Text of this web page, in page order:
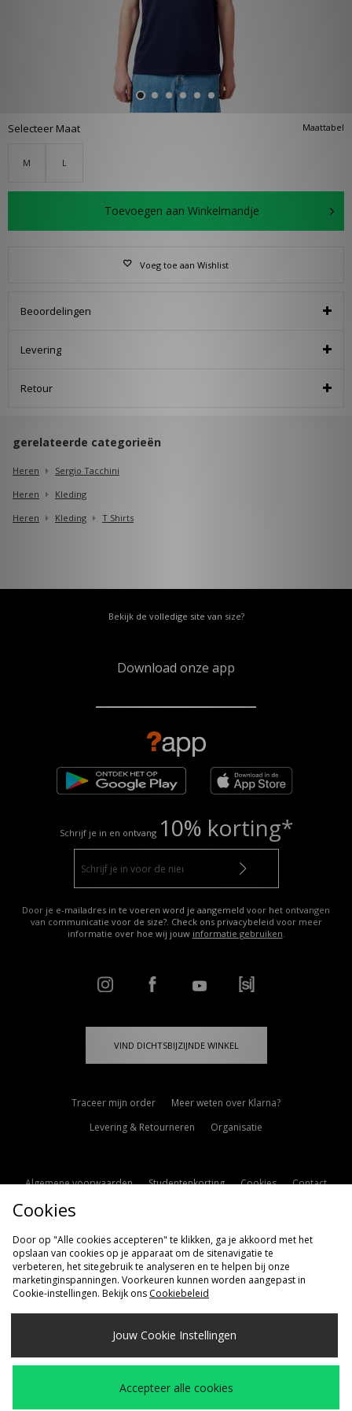
Maattabel
Selecteer Maat
M L
Toevoegen aan Winkelmandje
Voeg toe aan Wishlist
Beoordelingen
Levering
Retour
gerelateerde categorieën
Heren
Sergio Tacchini
Heren
Kleding
Heren
Kleding T Shirts
Bekijk de volledige site van size?
Download onze app
Schrijf je in en ontvang 10% korting*
Door je e-mailadres in te voeren word je aangemeld voor het ontvangen
van communicatie voor de size?. Check ons privacybeleid voor meer
informatie over hoe wij jouw informatie gebruiken.
VIND DICHTSBIJZIJNDE WINKEL
Traceer mijn order
Meer weten over Klarna?
Levering & Retourneren
Organisatie
Algemene voorwaarden Studentenkorting Cookies
Contact
Cookie Instellingen
Verzenden Naar
Nederland
Wij accepteren de volgende betaalmethoden
Cookies
Door op "Alle cookies accepteren" te klikken, ga je akkoord met het
opslaan van cookies op je apparaat om de sitenavigatie te
verbeteren, het sitegebruik te analyseren en te helpen bij onze
marketinginspanningen. Voorkeuren kunnen worden aangepast in
Cookie-instellingen. Bekijk ons Cookiebeleid
Jouw Cookie Instellingen
Accepteer alle cookies